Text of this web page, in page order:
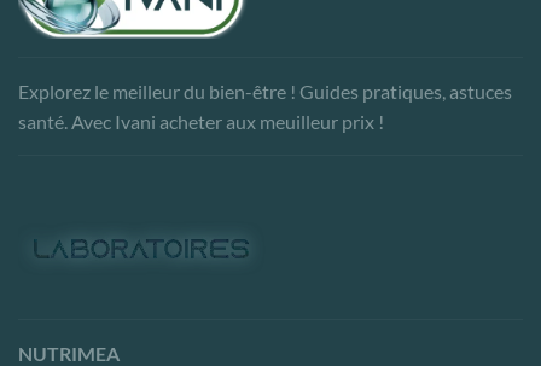
Explorez le meilleur du bien-être ! Guides pratiques, astuces
santé. Avec Ivani acheter aux meuilleur prix !
NUTRIMEA